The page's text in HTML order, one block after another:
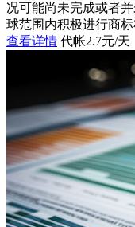
况可能尚未完成或者
球范围内积极进行商标
查看详情 代帐2.7元/天